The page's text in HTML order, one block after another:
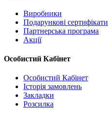
Виробники
Подарункові сертифікати
Партнерська програма
Акції
Особистий Кабінет
Особистий Кабінет
Історія замовлень
Закладки
Розсилка